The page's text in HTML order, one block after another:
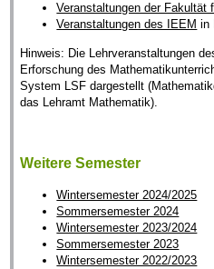
Veranstaltungen der Fakultät
Veranstaltungen des IEEM in
Hinweis: Die Lehrveranstaltungen
Erforschung des
System LSF dargestellt
das Lehramt Mathematik).
Weitere Semester
Wintersemester 2024/2025
Sommersemester 2024
Wintersemester 2023/2024
Sommersemester 2023
Wintersemester 2022/2023